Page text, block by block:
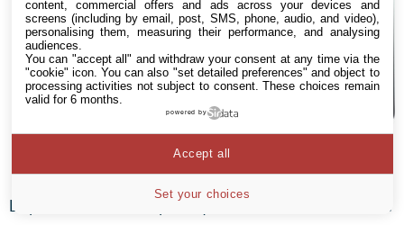
Le panneau avant en plastique noir est constitué d’une
content, commercial offers and ads across your devices and
screens (including by email, post, SMS, phone, audio, and video),
personalising them, measuring their performance, and analysing
audiences.
You can "accept all" and withdraw your consent at any time via the
"cookie" icon. You can also "set detailed preferences" and object to
processing activities not subject to consent. These choices remain
valid for 6 months.
powered by
Set your choices
Accept all